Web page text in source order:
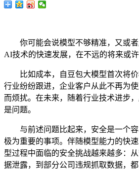
你可能会说模型不够精准，又或者
AI技术的快速发展，在不远的将来或许
比如成本，自豆包大模型首次将价
行业纷纷跟进，企业客户从此不再为
而烦扰。在未来，随着行业技术进步
是问题。
与前述问题比起来，安全是一个容
极为重要的事项。伴随模型能力的快
型过程中面临的安全挑战越来越多：
据泄露，到部分公司违规抓取数据，都